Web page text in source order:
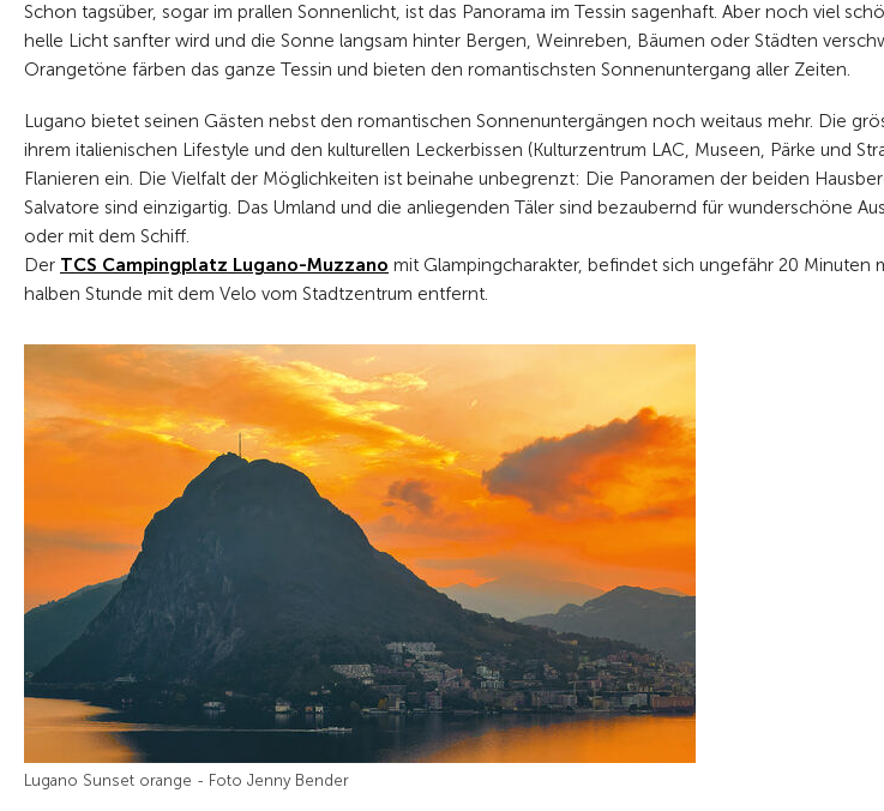
Schon tagsüber, sogar im prallen Sonnenlicht, ist das Panorama im Tessin sagenhaft. Aber noch viel
helle Licht sanfter wird und die Sonne langsam hinter Bergen, Weinreben, Bäumen oder Städten
Orangetöne färben das ganze Tessin und bieten den romantischsten Sonnenuntergang aller Zeiten.
Lugano bietet seinen Gästen nebst den romantischen Sonnenuntergängen noch weitaus mehr. Die
ihrem italienischen Lifestyle und den kulturellen Leckerbissen (Kulturzentrum LAC, Museen, Pärke und
Flanieren ein. Die Vielfalt der Möglichkeiten ist beinahe unbegrenzt: Die Panoramen der beiden
Salvatore sind einzigartig. Das Umland und die anliegenden Täler sind bezaubernd für wunderschöne
oder mit dem Schiff.
Der TCS Campingplatz Lugano-Muzzano mit Glampingcharakter, befindet sich ungefähr 20 Minuten
halben Stunde mit dem Velo vom Stadtzentrum entfernt.
Lugano Sunset orange - Foto Jenny Bender